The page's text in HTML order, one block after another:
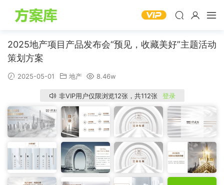
2025地产项目产品发布会“预见，收藏美好”主题活动
策划方案
2025-05-01 地产 8.46w
非VIP用户仅限浏览12张，共112张 登录